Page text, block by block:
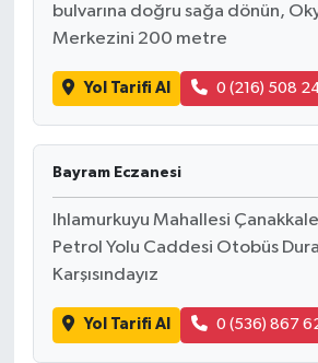
bulvarına doğru sağa dönün,
Merkezini 200 metre
Yol Tarifi Al 0 (216) 508
Bayram Eczanesi
Ihlamurkuyu Mahallesi
Petrol Yolu Caddesi Otobüs
Karşısındayız
Yol Tarifi Al 0 (536) 867